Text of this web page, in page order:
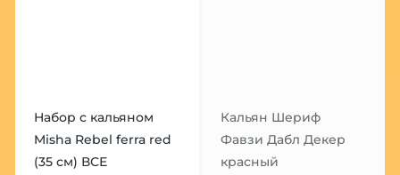
Набор с кальяном
Misha Rebel ferra red
(35 см) ВСЕ
Кальян Шериф
Фавзи Дабл Декер
красный